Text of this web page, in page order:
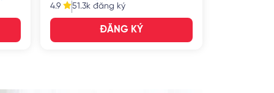
4.9
51.3k đăng ký
ĐĂNG KÝ